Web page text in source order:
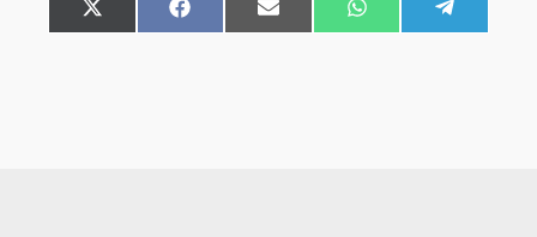
Share
on
X
(Twitter)
Share
on
FacebookShare
on
Email Share
on
WhatsApp
on